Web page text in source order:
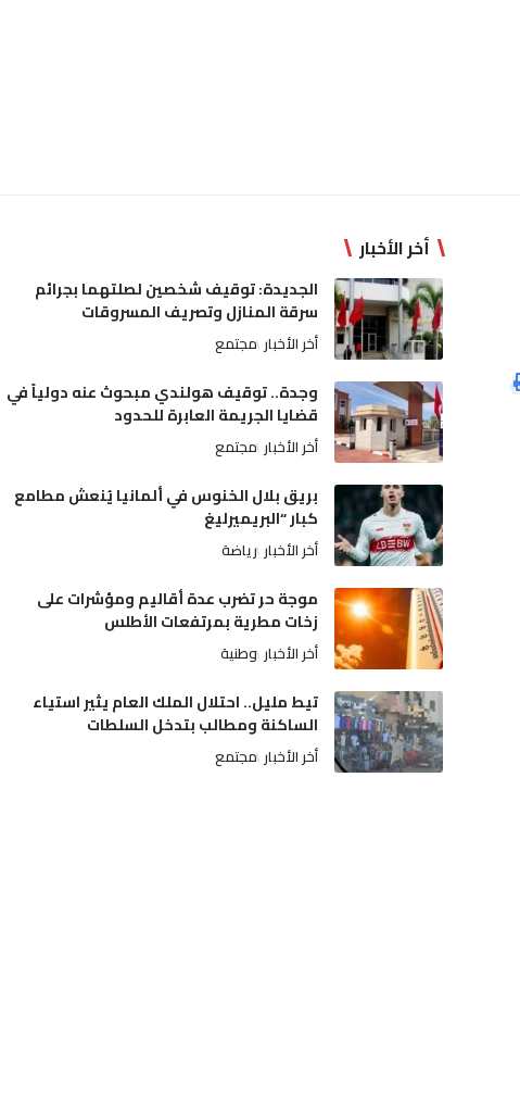
أخر الأخبار
الجديدة: توقيف شخصين لصلتهما بجرائم
سرقة المنازل وتصريف المسروقات
أخر الأخبار مجتمع
وجدة.. توقيف هولندي مبحوث عنه دولياً في
قضايا الجريمة العابرة للحدود
أخر الأخبار مجتمع
بريق بلال الخنوس في ألمانيا يُنعش مطامع
كبار “البريميرليغ
أخر الأخبار رياضة
موجة حر تضرب عدة أقاليم ومؤشرات على
زخات مطرية بمرتفعات الأطلس
أخر الأخبار وطنية
تيط مليل.. احتلال الملك العام يثير استياء
الساكنة ومطالب بتدخل السلطات
أخر الأخبار مجتمع